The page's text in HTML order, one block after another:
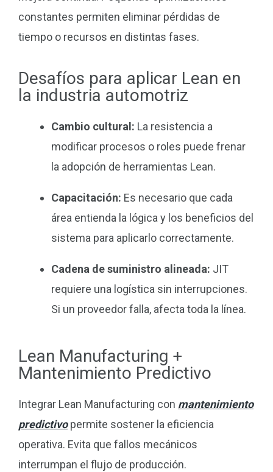
constantes permiten eliminar pérdidas de
tiempo o recursos en distintas fases.
Desafíos para aplicar Lean en
la industria automotriz
Cambio cultural: La resistencia a
modificar procesos o roles puede frenar
la adopción de herramientas Lean.
Capacitación: Es necesario que cada
área entienda la lógica y los beneficios del
sistema para aplicarlo correctamente.
Cadena de suministro alineada: JIT
requiere una logística sin interrupciones.
Si un proveedor falla, afecta toda la línea.
Lean Manufacturing +
Mantenimiento Predictivo
Integrar Lean Manufacturing con mantenimiento
predictivopermite sostener la eficiencia
operativa. Evita que fallos mecánicos
interrumpan el flujo de producción.